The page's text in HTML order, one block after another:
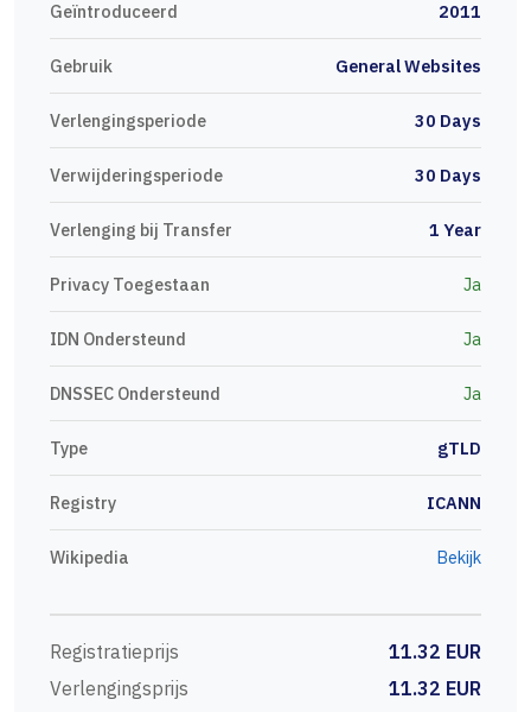
Geïntroduceerd 2011
Gebruik General Websites
Verlengingsperiode 30 Days
Verwijderingsperiode 30 Days
Verlenging bij Transfer 1 Year
Privacy Toegestaan Ja
IDN Ondersteund Ja
DNSSEC Ondersteund Ja
Type gTLD
Registry ICANN
Wikipedia Bekijk
Registratieprijs
11.32 EUR
Verlengingsprijs
11.32 EUR